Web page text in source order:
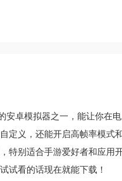
安卓模拟器之一，能让你在
定义，还能开启高帧率模式
特别适合手游爱好者和应用
试看的话现在就能下载！